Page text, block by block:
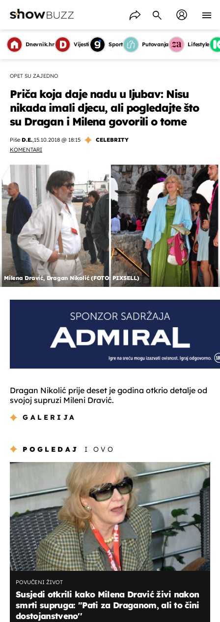
Dnevnik.hr Vijesti Sport Putovanja Lifestyle
OPET SU ZAJEDNO
Priča koja daje nadu u ljubav: Nisu
nikada imali djecu, ali pogledajte što
su Dragan i Milena govorili o tome
Piše D.E.,15.10.2018 @ 18:15
CELEBRITY
KOMENTARI
Milena Dravić, Dragan Nikolić (FOTO: PIXSELL)
Dragan Nikolić prije deset je godina otkrio detalje od
svojoj supruzi Mileni Dravić.
GALERIJA
POGLEDAJ I OVO
POVUČENI ŽIVOT
Susjedi otkrili kako Milena Dravić živi nakon
smrti supruga: ''Pati za Draganom, ali to čini
dostojanstveno''
OMOGUĆI OBAVIJESTI